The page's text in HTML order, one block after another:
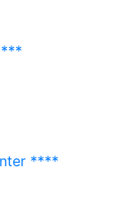
****